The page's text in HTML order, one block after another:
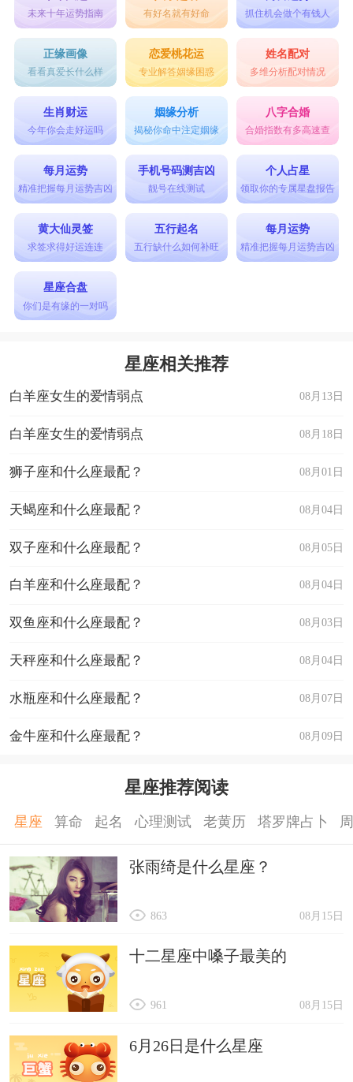
未来十年运势指南 有好名就有好命 抓住机会做个有钱人
正缘画像
看看真爱长什么样
恋爱桃花运
专业解答姻缘困惑
姓名配对
多维分析配对情况
生肖财运
今年你会走好运吗
姻缘分析
揭秘你命中注定姻缘
八字合婚
合婚指数有多高速查
每月运势
精准把握每月运势吉凶
手机号码测吉凶
靓号在线测试
个人占星
领取你的专属星盘报告
黄大仙灵签
求签求得好运连连
五行起名
五行缺什么如何补旺
每月运势
精准把握每月运势吉凶
星座合盘
你们是有缘的一对吗
星座相关推荐
08月13日
白羊座女生的爱情弱点
08月18日
白羊座女生的爱情弱点
08月01日
狮子座和什么座最配？
08月04日
天蝎座和什么座最配？
08月05日
双子座和什么座最配？
08月04日
白羊座和什么座最配？
08月03日
双鱼座和什么座最配？
08月04日
天秤座和什么座最配？
08月07日
水瓶座和什么座最配？
08月09日
金牛座和什么座最配？
星座推荐阅读
星座 算命 起名 心理测试 老黄历 塔罗牌占卜
张雨绮是什么星座？
08月15日
863
十二星座中嗓子最美的
08月15日
961
6月26日是什么星座